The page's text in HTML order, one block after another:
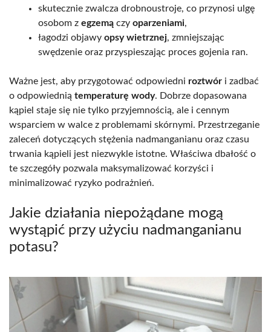
skutecznie zwalcza drobnoustroje, co przynosi ulgę
osobom z egzemą czy oparzeniami,
łagodzi objawy opsy wietrznej, zmniejszając
swędzenie oraz przyspieszając proces gojenia ran.
Ważne jest, aby przygotować odpowiedni roztwór i zadbać
o odpowiednią temperaturę wody. Dobrze dopasowana
kąpiel staje się nie tylko przyjemnością, ale i cennym
wsparciem w walce z problemami skórnymi. Przestrzeganie
zaleceń dotyczących stężenia nadmanganianu oraz czasu
trwania kąpieli jest niezwykle istotne. Właściwa dbałość o
te szczegóły pozwala maksymalizować korzyści i
minimalizować ryzyko podrażnień.
Jakie działania niepożądane mogą
wystąpić przy użyciu nadmanganianu
potasu?